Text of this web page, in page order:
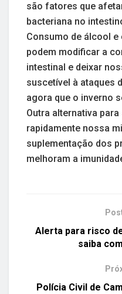
são fatores que
bacteriana no
Consumo de álcool
podem modificar a
intestinal e deixar
suscetível à ataques
agora que o inverno
Outra alternativa
rapidamente nossa
suplementação dos
melhoram a
Alerta para risco
saiba
Polícia Civil de